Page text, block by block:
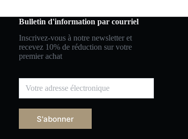
Bulletin d'information par courriel
Inscrivez-vous à notre newsletter et
recevez 10% de réduction sur votre
premier achat
S'abonner